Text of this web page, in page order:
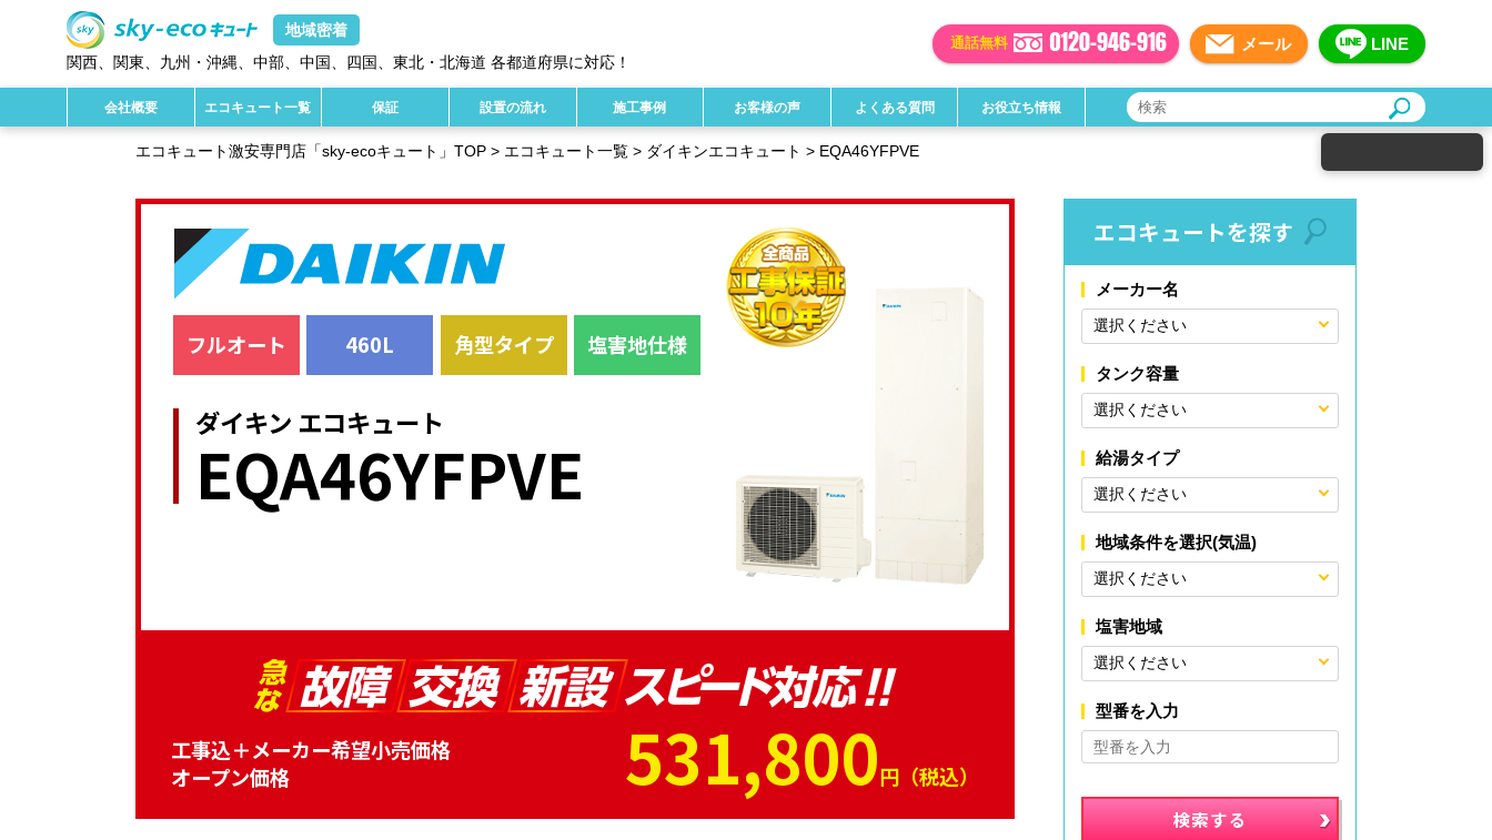
地域密着
関西
関東 九州・沖縄 中部 中国 四国 東北・北海道 各都道府県に対応！
通話無料 メール LINE
会社概要 エコキュート一覧 保証 設置の流れ 施工事例 お客様の声 よくある質問 お役立ち情報
エコキュート激安専門店「sky-ecoキュート」TOP > エコキュート一覧 > ダイキンエコキュート > EQA46YFPVE
フルオート 460L 角型タイプ 塩害地仕様
ダイキン エコキュート
EQA46YFPVE
工事込＋メーカー希望小売価格
オープン価格
531,800円（税込）
エコキュートを探す
メーカー名
タンク容量
給湯タイプ
地域条件を選択(気温)
塩害地域
型番を入力